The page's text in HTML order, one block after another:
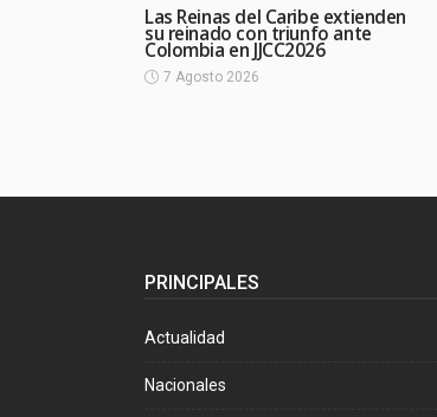
Las Reinas del Caribe extienden
su reinado con triunfo ante
Colombia en JJCC2026
7 Agosto 2026
PRINCIPALES
Actualidad
Nacionales